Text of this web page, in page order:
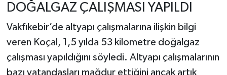
DOĞALGAZ ÇALIŞMASI YAPILDI
Vakfıkebir’de altyapı çalışmalarına ilişkin bilgi
veren Koçal, 1,5 yılda 53 kilometre doğalgaz
çalışması yapıldığını söyledi. Altyapı çalışmalarının
bazı vatandaşları mağdur ettiğini ancak artık